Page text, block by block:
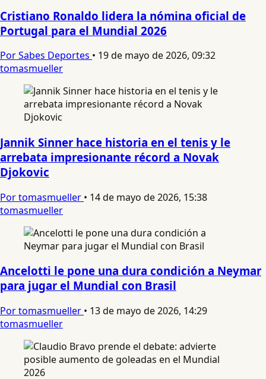
Cristiano Ronaldo lidera la nómina oficial de
Portugal para el Mundial 2026
Por Sabes Deportes • 19 de mayo de 2026, 09:32
tomasmueller
Jannik Sinner hace historia en el tenis y le
arrebata impresionante récord a Novak
Djokovic
Por tomasmueller • 14 de mayo de 2026, 15:38
tomasmueller
Ancelotti le pone una dura condición a Neymar
para jugar el Mundial con Brasil
Por tomasmueller • 13 de mayo de 2026, 14:29
tomasmueller